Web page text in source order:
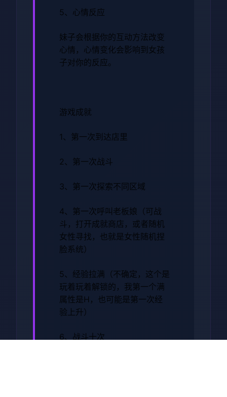
5、心情反应
妹子会根据你的互动方法改变
心情，心情变化会影响到女孩
子对你的反应。
游戏成就
1、第一次到达店里
2、第一次战斗
3、第一次探索不同区域
4、第一次呼叫老板娘（可战
斗，打开成就商店，或者随机
女性寻找，也就是女性随机捏
脸系统）
5、经验拉满（不确定，这个是
玩着玩着解锁的，我第一个满
属性是H，也可能是第一次经
验上升）
6、战斗十次